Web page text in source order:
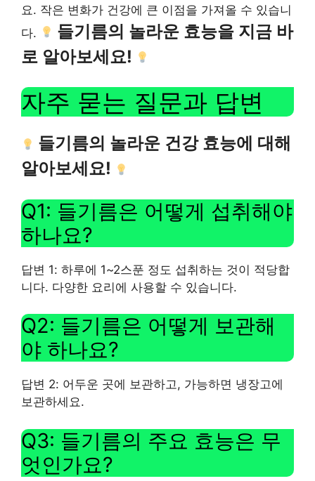
요. 작은 변화가 건강에 큰 이점을 가져올 수 있습니
다.
들기름의 놀라운 효능을 지금 바
로 알아보세요!
자주 묻는 질문과 답변
들기름의 놀라운 건강 효능에 대해
알아보세요!
Q1: 들기름은 어떻게 섭취해야
하나요?
답변 1: 하루에 1~2스푼 정도 섭취하는 것이 적당합
니다. 다양한 요리에 사용할 수 있습니다.
Q2: 들기름은 어떻게 보관해
야 하나요?
답변 2: 어두운 곳에 보관하고, 가능하면 냉장고에
보관하세요.
Q3: 들기름의 주요 효능은 무
엇인가요?